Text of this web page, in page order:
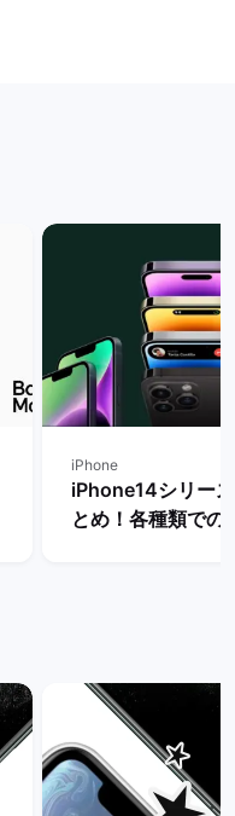
iPhone
iPhone14シリー
とめ！各種類での